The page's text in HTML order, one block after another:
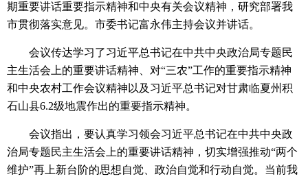
期重要讲话重要指示精神和中央有关会议精神，研究部署我
市贯彻落实意见。市委书记富永伟主持会议并讲话。
会议传达学习了习近平总书记在中共中央政治局专题民
主生活会上的重要讲话精神、对“三农”工作的重要指示精神
和中央农村工作会议精神以及习近平总书记对甘肃临夏州积
石山县6.2级地震作出的重要指示精神。
会议指出，要认真学习领会习近平总书记在中共中央政
治局专题民主生活会上的重要讲话精神，切实增强推动“两个
维护”再上新台阶的思想自觉、政治自觉和行动自觉。当前我